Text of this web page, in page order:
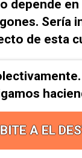
depende
Sería
de esta
A EL